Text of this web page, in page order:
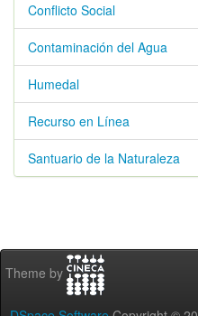
Conflicto Social
Contaminación del Agua
Humedal
Recurso en Línea
Santuario de la Naturaleza
Theme by